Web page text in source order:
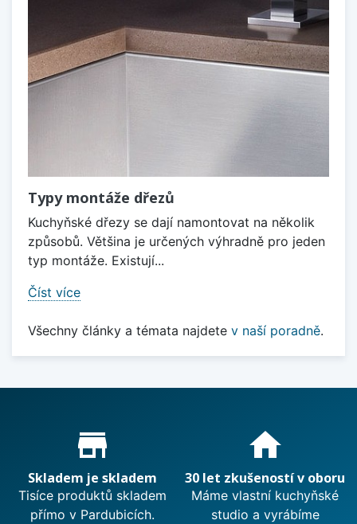
Typy montáže dřezů
Kuchyňské dřezy se dají namontovat na několik
způsobů. Většina je určených výhradně pro jeden
typ montáže. Existují...
Číst více
Všechny články a témata najdete v naší poradně.
Proč nakupovat u nás?
store_mall_directory
Skladem je skladem
Tisíce produktů skladem
přímo v Pardubicích.
home
30 let zkušeností v oboru
Máme vlastní kuchyňské
studio a vyrábíme